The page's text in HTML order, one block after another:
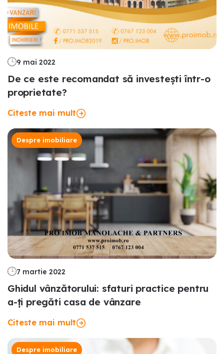
9 mai 2022
De ce este recomandat să investești într-o
proprietate?
Citeste mai mult
Despre imobiliare
7 martie 2022
Ghidul vânzătorului: sfaturi practice pentru
a-ți pregăti casa de vânzare
Citeste mai mult
Despre imobiliare